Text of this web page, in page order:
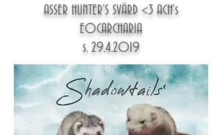
ASSER HUNTER'S SVÄRD <3 ACH's
EOCARCHARIA
s. 29.4.2019